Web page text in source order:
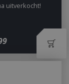
uitverkocht!